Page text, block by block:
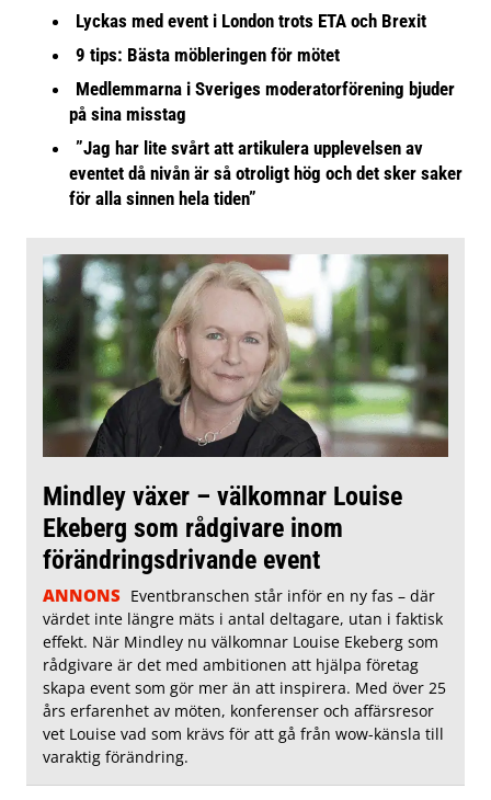
Lyckas med event i London trots ETA och Brexit
9 tips: Bästa möbleringen för mötet
Medlemmarna i Sveriges moderatorförening bjuder
på sina misstag
”Jag har lite svårt att artikulera upplevelsen av
eventet då nivån är så otroligt hög och det sker saker
för alla sinnen hela tiden”
Mindley växer – välkomnar Louise
Ekeberg som rådgivare inom
förändringsdrivande event
ANNONS Eventbranschen står inför en ny fas – där
värdet inte längre mäts i antal deltagare, utan i faktisk
effekt. När Mindley nu välkomnar Louise Ekeberg som
rådgivare är det med ambitionen att hjälpa företag
skapa event som gör mer än att inspirera. Med över 25
års erfarenhet av möten, konferenser och affärsresor
vet Louise vad som krävs för att gå från wow-känsla till
varaktig förändring.